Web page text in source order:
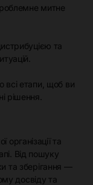
митне
та
всі етапи, щоб ви
рішення.
організації та
Від пошуку
та зберігання —
досвіду та